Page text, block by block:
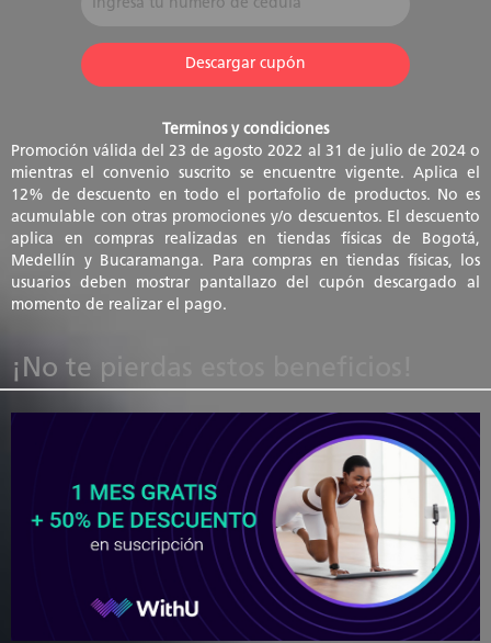
Terminos y condiciones
Promoción válida del 23 de agosto 2022 al 31 de julio de 2024 o
mientras el convenio suscrito se encuentre vigente. Aplica el
12% de descuento en todo el portafolio de productos. No es
acumulable con otras promociones y/o descuentos. El descuento
aplica en compras realizadas en tiendas físicas de Bogotá,
Medellín y Bucaramanga. Para compras en tiendas físicas, los
usuarios deben mostrar pantallazo del cupón descargado al
momento de realizar el pago.
¡No te pierdas estos beneficios!